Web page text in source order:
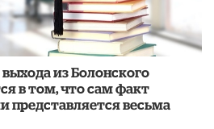
из Болонского
в том, что сам факт
представляется весьма